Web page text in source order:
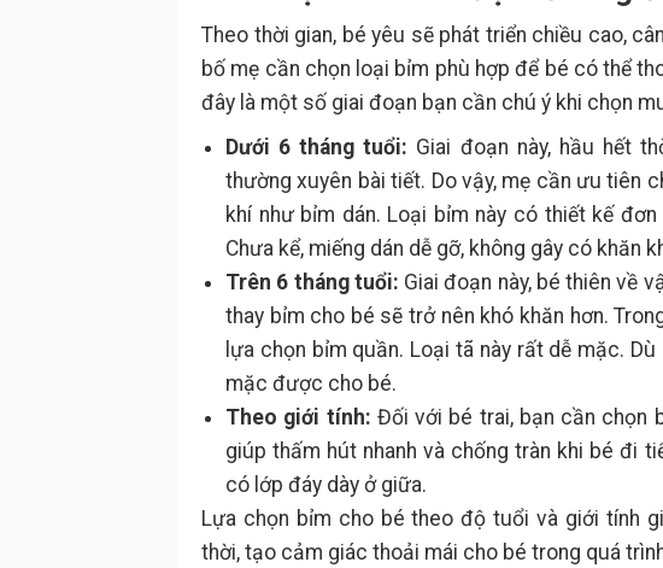
Theo thời gian, bé yêu sẽ phát triển chiều cao,
bố mẹ cần chọn loại bỉm phù hợp để bé có thể
đây là một số giai đoạn bạn cần chú ý khi chọn
Dưới 6 tháng tuổi: Giai đoạn này, hầu hết
thường xuyên bài tiết. Do vậy, mẹ cần ưu tiên
khí như bỉm dán. Loại bỉm này có thiết kế
Chưa kể, miếng dán dễ gỡ, không gây có khăn
Trên 6 tháng tuổi: Giai đoạn này, bé thiên về
thay bỉm cho bé sẽ trở nên khó khăn hơn.
lựa chọn bỉm quần. Loại tã này rất dễ mặc.
mặc được cho bé.
Theo giới tính: Đối với bé trai, bạn cần chọn
giúp thấm hút nhanh và chống tràn khi bé đi
có lớp đáy dày ở giữa.
Lựa chọn bỉm cho bé theo độ tuổi và giới tính
thời, tạo cảm giác thoải mái cho bé trong quá